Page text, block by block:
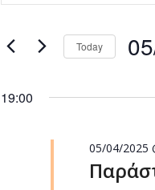
and
Views
Navigation
Search
Events
Today
19:00
05/04/2025